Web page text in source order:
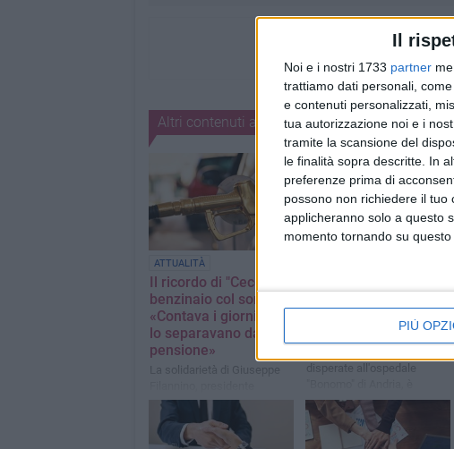
Il
Noi e i nostri 1733 partner
trattiamo dati personali,
e contenuti personalizzati,
tua autorizzazione noi e i
tramite la scansione del
le finalità sopra descritte. In
preferenze prima di
possono non richiedere il
applicheranno solo a questo
momento tornando su
PIÙ
Altri contenuti a tema
ATTUALITÀ
Il ricordo di "Cecco", il
benzinaio col sorriso:
«Contava i giorni che
lo separavano dalla
pensione»
La solidarietà di Giuseppe
nazionale "Mai più Vittime
sul Lavoro"
disperate all'ospedale
deceduto poche ore dopo.
Indagini in corso